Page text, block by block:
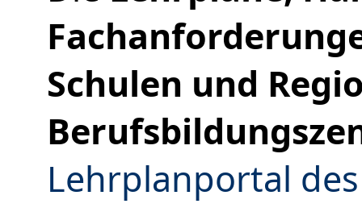
Schulen und
Lehrplanportal